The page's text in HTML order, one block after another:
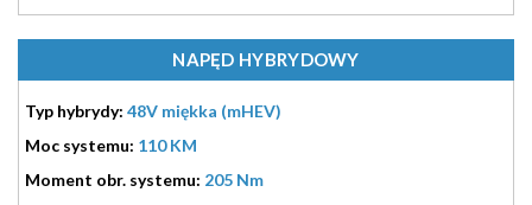
NAPĘD HYBRYDOWY
Typ hybrydy: 48V miękka (mHEV)
Moc systemu: 110 KM
Moment obr. systemu: 205 Nm